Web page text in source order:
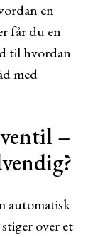
en
får du en
til hvordan
med
–
automatisk
over et